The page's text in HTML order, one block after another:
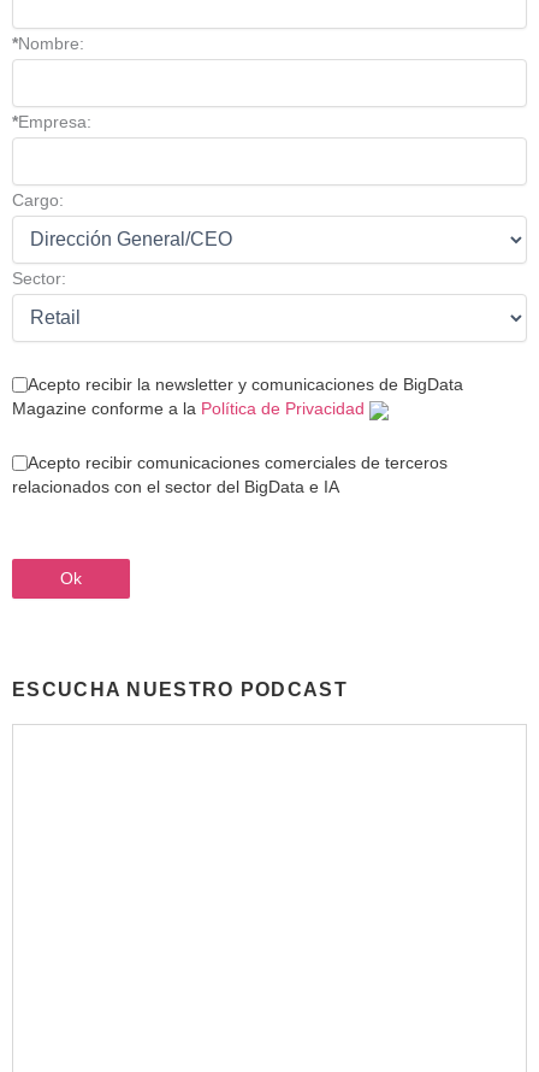
*Nombre:
*Empresa:
Cargo:
Sector:
Acepto recibir la newsletter y comunicaciones de BigData
Magazine conforme a la Política de Privacidad
Acepto recibir comunicaciones comerciales de terceros
relacionados con el sector del BigData e IA
ESCUCHA NUESTRO PODCAST